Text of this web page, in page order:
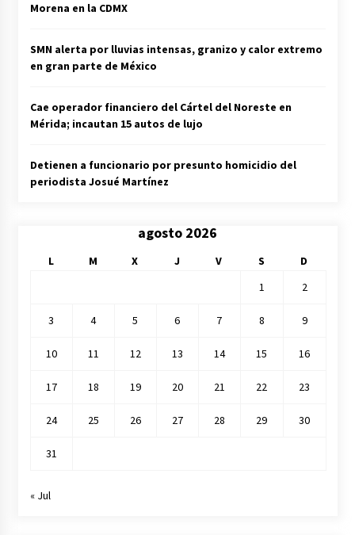
Morena en la CDMX
SMN alerta por lluvias intensas, granizo y calor extremo
en gran parte de México
Cae operador financiero del Cártel del Noreste en
Mérida; incautan 15 autos de lujo
Detienen a funcionario por presunto homicidio del
periodista Josué Martínez
agosto 2026
L M X J V S
D
1
2
3 4 5 6 7 8 9
10 11 12 13 14 15 16
17 18 19 20 21 22 23
24 25 26 27 28 29 30
31
« Jul